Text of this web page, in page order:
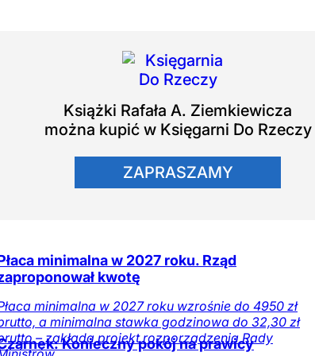
Książki Rafała A. Ziemkiewicza
można kupić w Księgarni Do Rzeczy
ZAPRASZAMY
minimalna w 2027 roku. Rząd
kwotę
minimalna w 2027 roku wzrośnie do 4950 zł
a minimalna stawka godzinowa do 32,30 zł
– zakłada projekt rozporządzenia Rady
Konieczny pokój na prawicy